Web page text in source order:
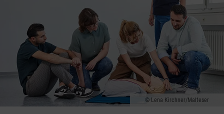
Lena Kirchner/Malteser